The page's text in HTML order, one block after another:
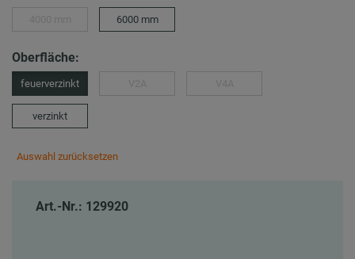
6000 mm
Oberfläche:
feuerverzinkt
verzinkt
Auswahl zurücksetzen
Art.-Nr.: 129920